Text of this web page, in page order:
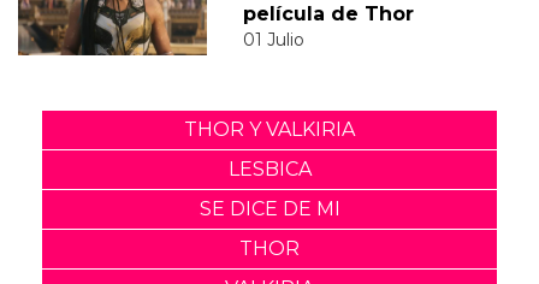
película de Thor
01 Julio
THOR Y VALKIRIA
LESBICA
SE DICE DE MI
THOR